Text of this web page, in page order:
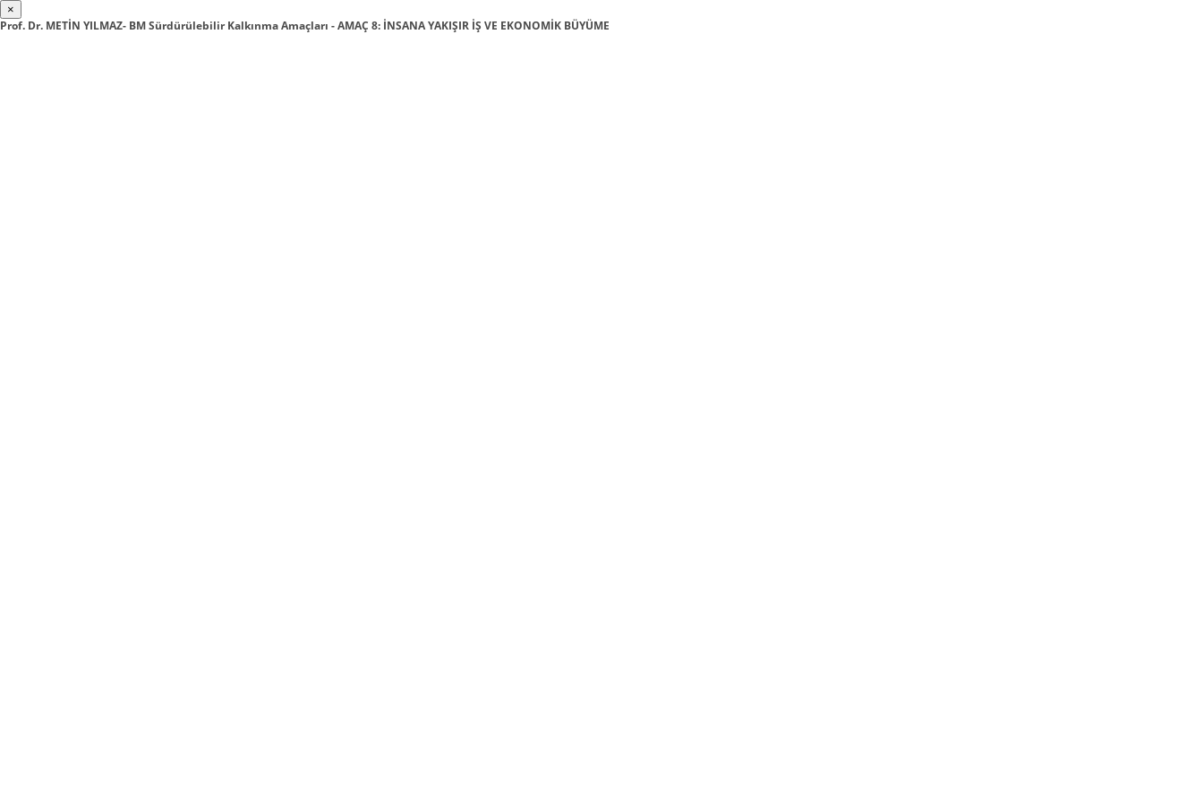
×
Prof. Dr. METİN YILMAZ- BM Sürdürülebilir Kalkınma Amaçları - AMAÇ 8: İNSANA YAKIŞIR İŞ VE EKONOMİK BÜYÜME